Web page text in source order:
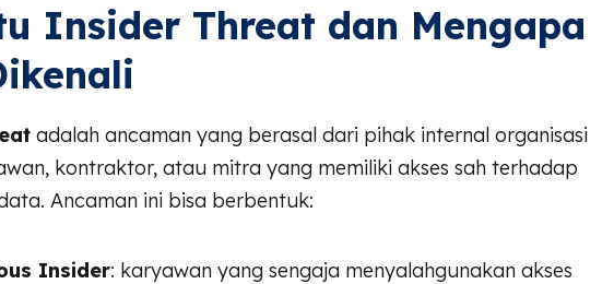
Insider Threat dan Mengapa
adalah ancaman yang berasal dari pihak internal organisasi
kontraktor, atau mitra yang memiliki akses sah terhadap
Ancaman ini bisa berbentuk:
Insider: karyawan yang sengaja menyalahgunakan akses